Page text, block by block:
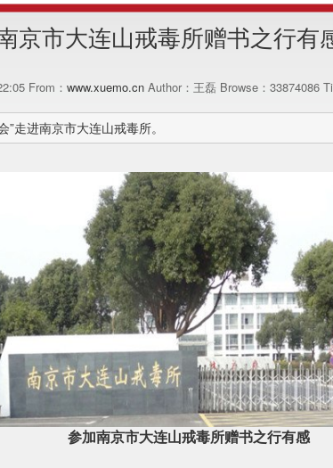
京市大连山戒毒所赠书之行有
From： www.xuemo.cn Author：王磊 Browse： 33874086
走进南京市大连山戒毒所。
参加南京市大连山戒毒所赠书之行有感